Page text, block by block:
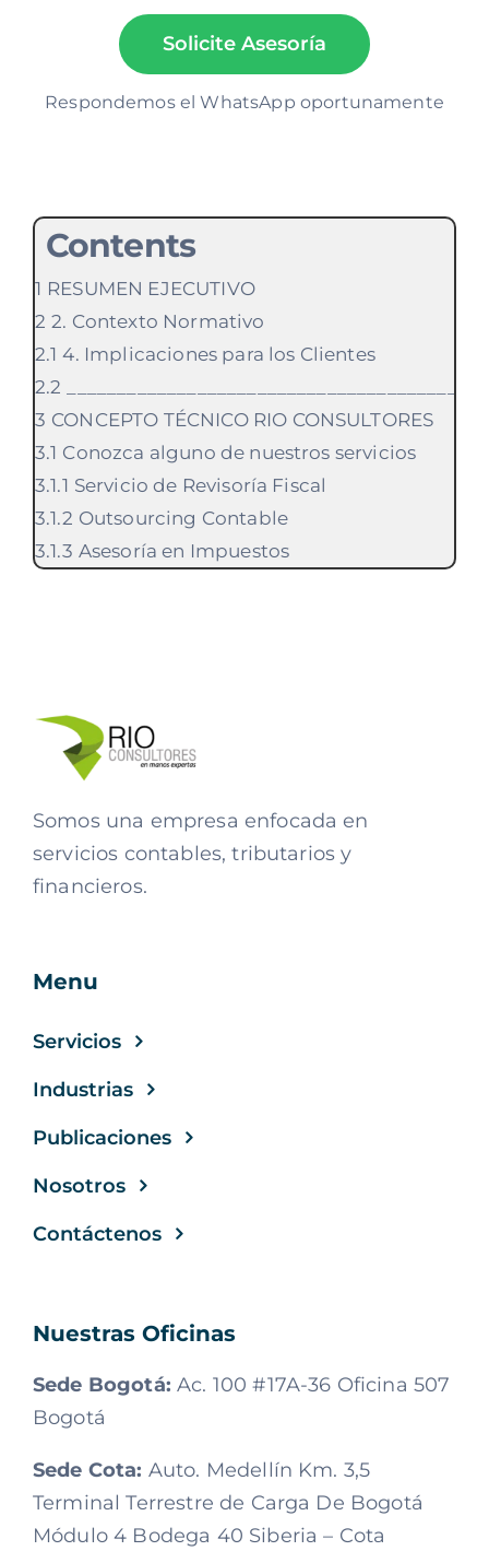
Solicite Asesoría
Respondemos el WhatsApp oportunamente
Contents
RESUMEN EJECUTIVO
2. Contexto Normativo
4. Implicaciones para los Clientes
CONCEPTO TÉCNICO RIO CONSULTORES
Conozca alguno de nuestros servicios
Servicio de Revisoría Fiscal
Outsourcing Contable
Asesoría en Impuestos
Somos una empresa enfocada en
servicios contables, tributarios y
financieros.
Menu
Servicios
Industrias
Publicaciones
Nosotros
Contáctenos
Nuestras Oficinas
Sede Bogotá: Ac. 100 #17A-36 Oficina 507
Bogotá
Sede Cota: Auto. Medellín Km. 3,5
Terminal Terrestre de Carga De Bogotá
Módulo 4 Bodega 40 Siberia – Cota